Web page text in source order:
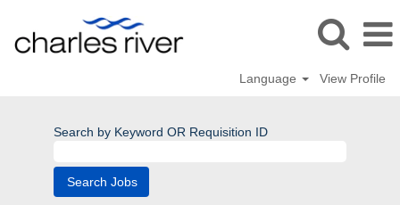
Language View Profile
Search by Keyword OR Requisition ID